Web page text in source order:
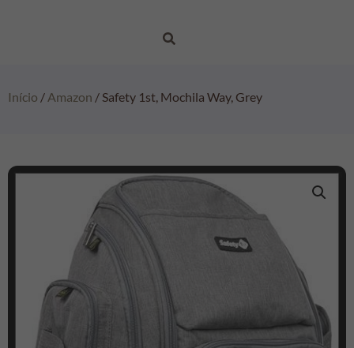
Início / Amazon / Safety 1st, Mochila Way, Grey